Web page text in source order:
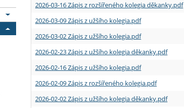
2026-03-16 Zápis z rozšířeného kolegia děkanky.pdf
2026-03-09 Zápis z užšího kolegia.pdf
2026-03-02 Zápis z užšího kolegia.pdf
2026-02-23 Zápis z užšího kolegia děkanky.pdf
2026-02-16 Zápis z užšího kolegia.pdf
2026-02-09 Zápis z rozšířeného kolegia.pdf
2026-02-02 Zápis z užšího kolegia děkanky.pdf